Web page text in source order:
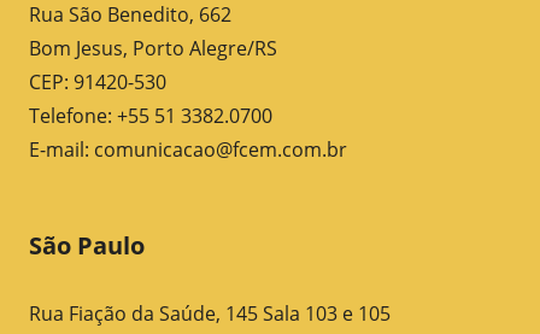
Rua São Benedito, 662
Bom Jesus, Porto Alegre/RS
CEP: 91420-530
Telefone: +55 51 3382.0700
E-mail: comunicacao@fcem.com.br
São Paulo
Rua Fiação da Saúde, 145 Sala 103 e 105